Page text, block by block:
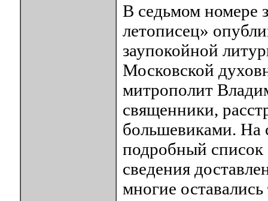
В седьмом номере
летописец»
заупокойной
Московской
митрополит
священники,
большевиками. На
подробный список
сведения
многие